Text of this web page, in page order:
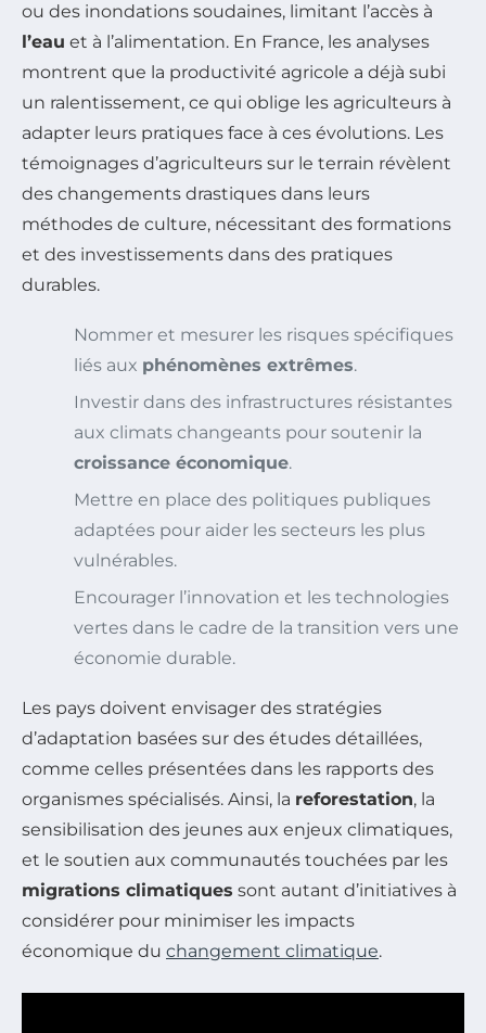
ou des inondations soudaines, limitant l’accès à
l’eau et à l’alimentation. En France, les analyses
montrent que la productivité agricole a déjà subi
un ralentissement, ce qui oblige les agriculteurs à
adapter leurs pratiques face à ces évolutions. Les
témoignages d’agriculteurs sur le terrain révèlent
des changements drastiques dans leurs
méthodes de culture, nécessitant des formations
et des investissements dans des pratiques
durables.
Nommer et mesurer les risques spécifiques
liés aux phénomènes extrêmes.
Investir dans des infrastructures résistantes
aux climats changeants pour soutenir la
croissance économique.
Mettre en place des politiques publiques
adaptées pour aider les secteurs les plus
vulnérables.
Encourager l’innovation et les technologies
vertes dans le cadre de la transition vers une
économie durable.
Les pays doivent envisager des stratégies
d’adaptation basées sur des études détaillées,
comme celles présentées dans les rapports des
organismes spécialisés. Ainsi, la reforestation, la
sensibilisation des jeunes aux enjeux climatiques,
et le soutien aux communautés touchées par les
migrations climatiques sont autant d’initiatives à
considérer pour minimiser les impacts
économique du changement climatique.